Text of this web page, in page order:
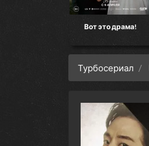
Вот это драма!
Турбосериал